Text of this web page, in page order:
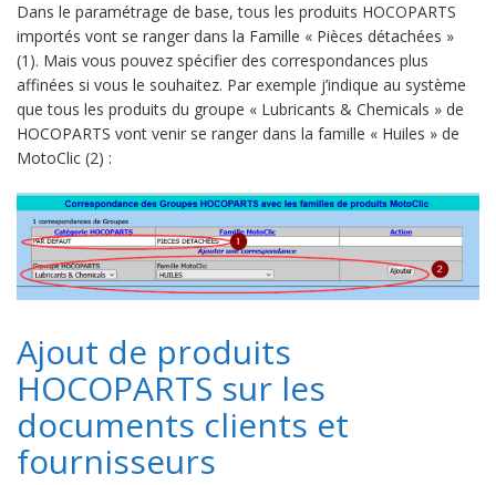
Dans le paramétrage de base, tous les produits HOCOPARTS
importés vont se ranger dans la Famille « Pièces détachées »
(1). Mais vous pouvez spécifier des correspondances plus
affinées si vous le souhaitez. Par exemple j’indique au système
que tous les produits du groupe « Lubricants & Chemicals » de
HOCOPARTS vont venir se ranger dans la famille « Huiles » de
MotoClic (2) :
Ajout de produits
HOCOPARTS sur les
documents clients et
fournisseurs